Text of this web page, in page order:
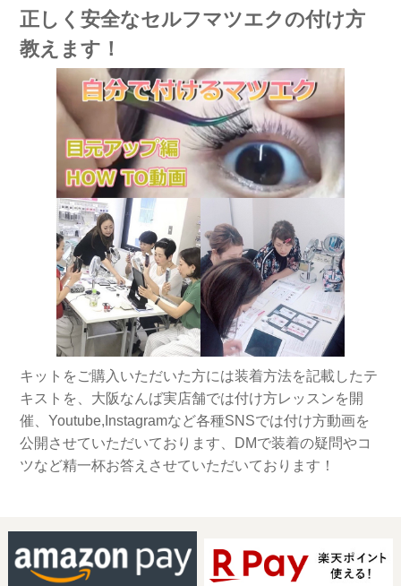
正しく安全なセルフマツエクの付け方
教えます！
キットをご購入いただいた方には装着方法を記載したテ
キストを、大阪なんば実店舗では付け方レッスンを開
催、Youtube,Instagramなど各種SNSでは付け方動画を
公開させていただいております、DMで装着の疑問やコ
ツなど精一杯お答えさせていただいております！